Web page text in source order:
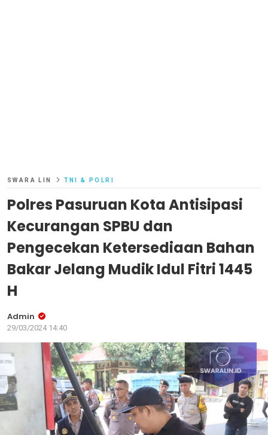
SWARA LIN TNI & POLRI
Polres Pasuruan Kota Antisipasi
Kecurangan SPBU dan
Pengecekan Ketersediaan Bahan
Bakar Jelang Mudik Idul Fitri 1445
H
Admin
29/03/2024 14:40